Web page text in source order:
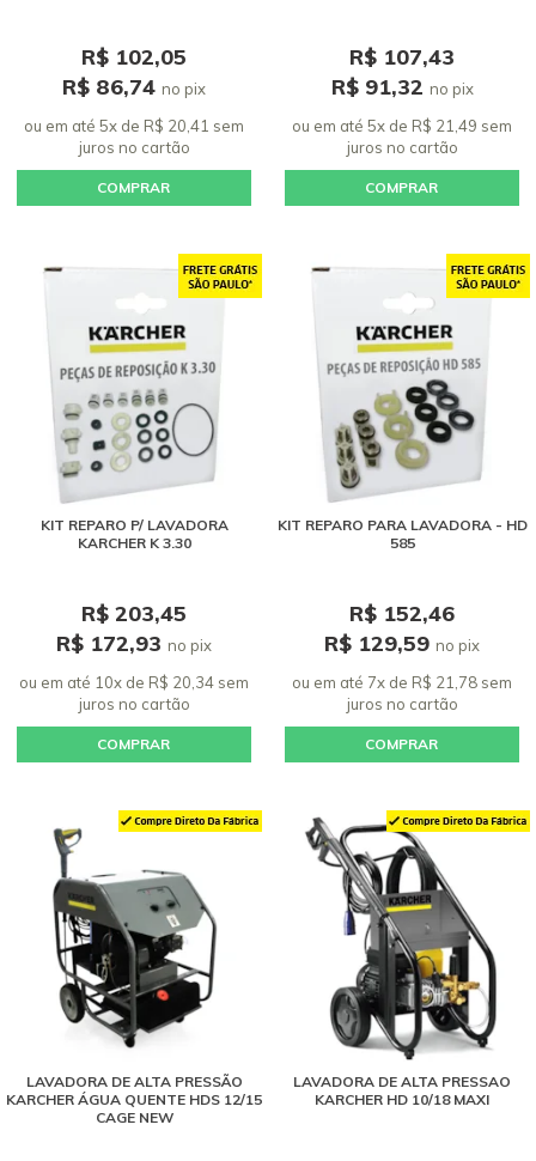
R$ 102,05
R$ 86,74 no pix
ou em até 5x de R$ 20,41 sem
juros no cartão
COMPRAR
R$ 107,43
R$ 91,32 no pix
ou em até 5x de R$ 21,49 sem
juros no cartão
COMPRAR
KIT REPARO P/ LAVADORA
KARCHER K 3.30
R$ 203,45
R$ 172,93 no pix
ou em até 10x de R$ 20,34 sem
juros no cartão
COMPRAR
KIT REPARO PARA LAVADORA - HD
585
R$ 152,46
R$ 129,59 no pix
ou em até 7x de R$ 21,78 sem
juros no cartão
COMPRAR
LAVADORA DE ALTA PRESSÃO
KARCHER ÁGUA QUENTE HDS 12/15
CAGE NEW
LAVADORA DE ALTA PRESSAO
KARCHER HD 10/18 MAXI